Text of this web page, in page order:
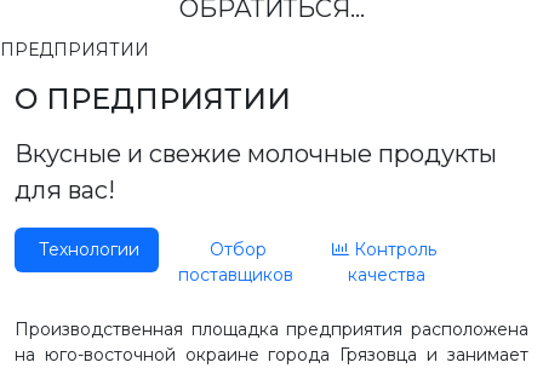
ОБРАТИТЬСЯ...
ПРЕДПРИЯТИИ
О ПРЕДПРИЯТИИ
Вкусные и свежие молочные продукты
для вас!
Технологии
Отбор
поставщиков
Контроль
качества
Производственная площадка предприятия расположена
на юго-восточной окраине города Грязовца и занимает